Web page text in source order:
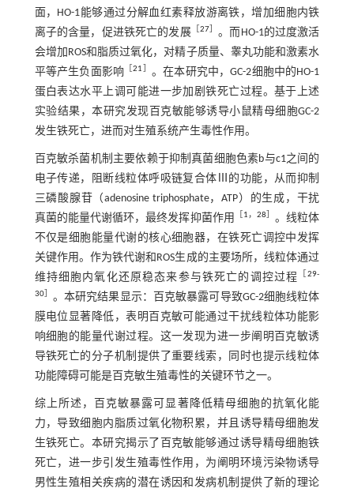
面，HO-1能够通过分解血红素释放游离铁，增加细胞内铁
离子的含量，促进铁死亡的发展
27］ 。而HO-1的过度激活
会增加ROS和脂质过氧化，对精子质量、睾丸功能和激素水
平等产生负面影响
［21
。在本研究中，GC-2细胞中的HO-1
蛋白表达水平上调可能进一步加剧铁死亡过程。基于上述
实验结果，本研究发现百克敏能够诱导小鼠精母细胞GC-2
发生铁死亡，进而对生殖系统产生毒性作用。
百克敏杀菌机制主要依赖于抑制真菌细胞色素b与c1之间的
电子传递，阻断线粒体呼吸链复合体Ⅲ的功能，从而抑制
三磷酸腺苷（adenosine triphosphate，ATP）的生成，干扰
真菌的能量代谢循环，最终发挥抑菌作用
1，28
。线粒体
不仅是细胞能量代谢的核心细胞器，在铁死亡调控中发挥
关键作用。作为铁代谢和ROS生成的主要场所，线粒体通过
维持细胞内氧化还原稳态来参与铁死亡的调控过程
［29-
30］ 。本研究结果显示：百克敏暴露可导致GC-2细胞线粒体
膜电位显著降低，表明百克敏可能通过干扰线粒体功能影
响细胞的能量代谢过程。这一发现为进一步阐明百克敏诱
导铁死亡的分子机制提供了重要线索，同时也提示线粒体
功能障碍可能是百克敏生殖毒性的关键环节之一。
综上所述，百克敏暴露可显著降低精母细胞的抗氧化能
力，导致细胞内脂质过氧化物积累，并且诱导精母细胞发
生铁死亡。本研究揭示了百克敏能够通过诱导精母细胞铁
死亡，进一步引发生殖毒性作用，为阐明环境污染物诱导
男性生殖相关疾病的潜在诱因和发病机制提供了新的理论